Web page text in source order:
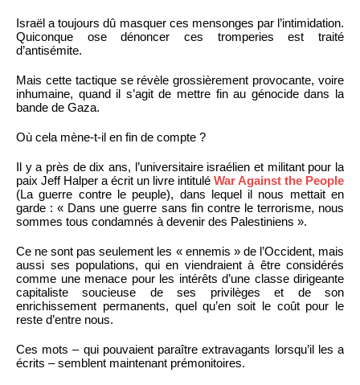
Israël a toujours dû masquer ces mensonges par l’intimidation.
Quiconque ose dénoncer ces tromperies est traité
d’antisémite.
Mais cette tactique se révèle grossièrement provocante, voire
inhumaine, quand il s’agit de mettre fin au génocide dans la
bande de Gaza.
Où cela mène-t-il en fin de compte ?
Il y a près de dix ans, l’universitaire israélien et militant pour la
paix Jeff Halper a écrit un livre intitulé War Against the People
(La guerre contre le peuple), dans lequel il nous mettait en
garde : « Dans une guerre sans fin contre le terrorisme, nous
sommes tous condamnés à devenir des Palestiniens ».
Ce ne sont pas seulement les « ennemis » de l’Occident, mais
aussi ses populations, qui en viendraient à être considérés
comme une menace pour les intérêts d’une classe dirigeante
capitaliste soucieuse de ses privilèges et de son
enrichissement permanents, quel qu’en soit le coût pour le
reste d’entre nous.
Ces mots – qui pouvaient paraître extravagants lorsqu’il les a
écrits – semblent maintenant prémonitoires.